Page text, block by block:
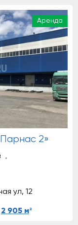
Аренда
2»
ул, 12
2 905 м2